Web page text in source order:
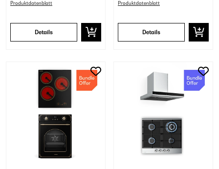
Produktdatenblatt
Details
Produktdatenblatt
Details